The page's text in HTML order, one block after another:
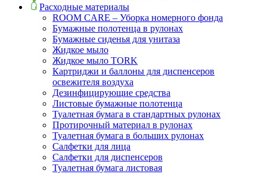
Расходные материалы
ROOM CARE – Уборка номерного фонда
Бумажные полотенца в рулонах
Бумажные сиденья для унитаза
Жидкое мыло
Жидкое мыло TORK
Картриджи и баллоны для диспенсеров
освежителя воздуха
Дезинфицирующие средства
Листовые бумажные полотенца
Туалетная бумага в стандартных рулонах
Протирочный материал в рулонах
Туалетная бумага в больших рулонах
Салфетки для лица
Салфетки для диспенсеров
Туалетная бумага листовая